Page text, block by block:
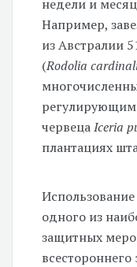
недели и
Например,
из Австралии
(Rodolia
регулирующим
червецаIceria
плантациях
одного из
защитных
всестороннего